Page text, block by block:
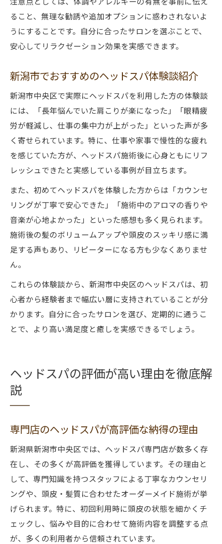
ること、無理な勧誘や追加オプションに惑わされないよ
うにすることです。自分に合ったサロンを選ぶことで、
安心してリラクゼーション効果を実感できます。
新潟市でおすすめのヘッドスパ体験談紹介
新潟市中央区で実際にヘッドスパを利用した方の体験談
には、「長年悩んでいた肩こりが楽になった」「眼精疲
労が軽減し、仕事の集中力が上がった」といった声が多
く寄せられています。特に、仕事や家事で慢性的な疲れ
を感じていた方が、ヘッドスパ施術後に心身ともにリフ
レッシュできたと実感している事例が目立ちます。
また、初めてヘッドスパを体験した方からは「カウンセ
リングが丁寧で安心できた」「施術中のアロマの香りや
音楽が心地よかった」といった感想も多く見られます。
施術後の髪のボリュームアップや頭皮のスッキリ感に満
足する声もあり、リピーターになる方も少なくありませ
ん。
これらの体験談から、新潟市中央区のヘッドスパは、初
心者から経験者まで幅広い層に支持されていることが分
かります。自分に合ったサロンを選び、定期的に通うこ
とで、より高い満足度と癒しを実感できるでしょう。
ヘッドスパの評価が高い理由を徹底解
説
専門店のヘッドスパが高評価な納得の理由
新潟県新潟市中央区では、ヘッドスパ専門店が数多く存
在し、その多くが高評価を獲得しています。その理由と
して、専門知識を持つスタッフによる丁寧なカウンセリ
ングや、頭皮・髪質に合わせたオーダーメイド施術が挙
げられます。特に、初回利用時に頭皮の状態を細かくチ
ェックし、悩みや目的に合わせて施術内容を調整する点
が、多くの利用者から信頼されています。